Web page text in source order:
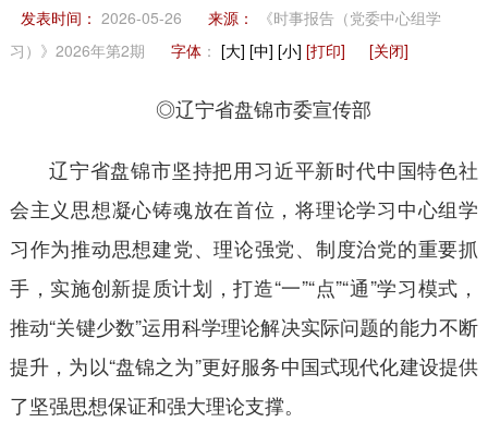
发表时间： 2026-05-26 来源：
《时事报告（党委中心组学
习）》2026年第2期
字体： [大] [中] [小] [打印] [关闭]
◎辽宁省盘锦市委宣传部
辽宁省盘锦市坚持把用习近平新时代中国特色社
会主义思想凝心铸魂放在首位，将理论学习中心组学
习作为推动思想建党、理论强党、制度治党的重要抓
手，实施创新提质计划，打造“一”“点”“通”学习模式，
推动“关键少数”运用科学理论解决实际问题的能力不断
提升，为以“盘锦之为”更好服务中国式现代化建设提供
了坚强思想保证和强大理论支撑。